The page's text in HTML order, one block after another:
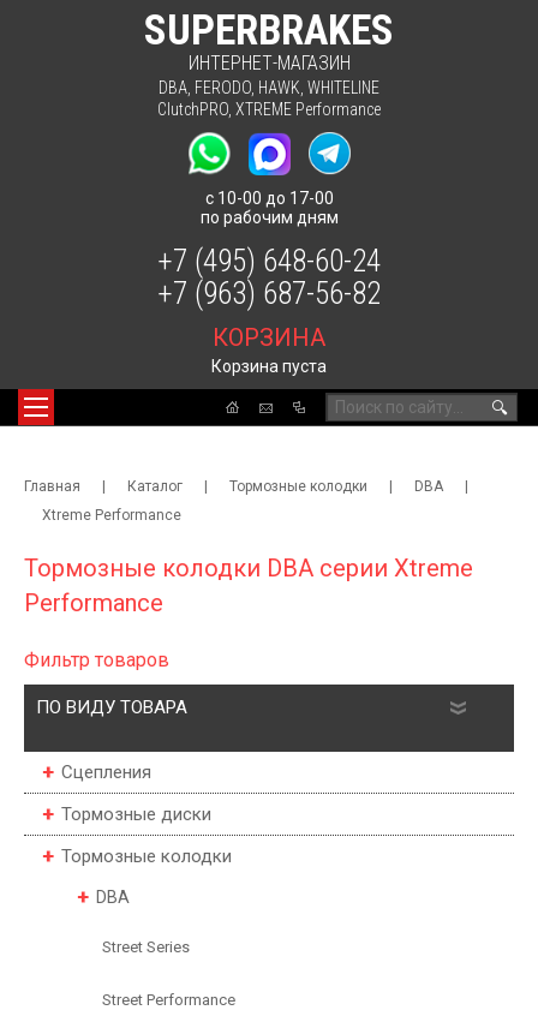
SUPERBRAKES
ИНТЕРНЕТ-МАГАЗИН
DBA FERODO HAWK WHITELINE
ClutchPRO XTREME Performance
с 10-00 до 17-00
по рабочим дням
🔍
КОРЗИНА
Корзина пуста
+7 (495) 648-60-24
+7 (963) 687-56-82
Главная | Каталог | Тормозные колодки | DBA
|
Xtreme Performance
Тормозные колодки DBA серии Xtreme
Performance
Фильтр товаров
ПО ВИДУ ТОВАРА
Сцепления
Тормозные диски
Тормозные колодки
DBA
Street Series
Street Performance